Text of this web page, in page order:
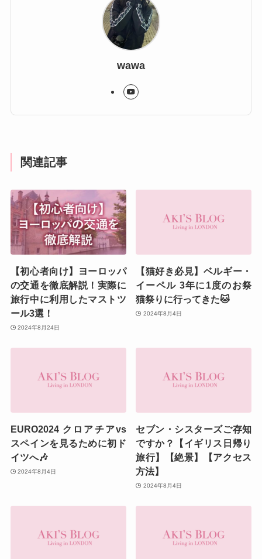
wawa
関連記事
【初心者向け】ヨーロッパ
の交通を徹底解説！実際に
旅行中に利用したマストツ
ール3選！
2024年8月24日
【猫好き必見】ベルギー・
イーペル 3年に1度のお祭
猫祭りに行ってきた🐱
2024年8月4日
EURO2024 クロアチアvs
スペインを見るために初ド
イツへ🎶
2024年8月4日
セブン・シスターズご存知
ですか？【イギリス日帰り
旅行】【絶景】【アクセス
方法】
2024年8月4日